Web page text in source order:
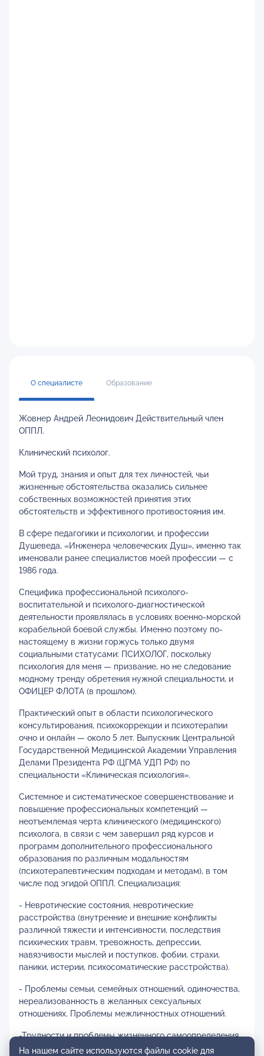
О специалисте Образование
Жовнер Андрей Леонидович Действительный член
ОППЛ.
Клинический психолог.
Мой труд, знания и опыт для тех личностей, чьи
жизненные обстоятельства оказались сильнее
собственных возможностей принятия этих
обстоятельств и эффективного противостояния им.
В сфере педагогики и психологии, и профессии
Душеведа, «Инженера человеческих Душ», именно так
именовали ранее специалистов моей профессии — с
1986 года.
Специфика профессиональной психолого-
воспитательной и психолого-диагностической
деятельности проявлялась в условиях военно-морской
корабельной боевой службы. Именно поэтому по-
настоящему в жизни горжусь только двумя
социальными статусами: ПСИХОЛОГ, поскольку
психология для меня — призвание, но не следование
модному тренду обретения нужной специальности, и
ОФИЦЕР ФЛОТА (в прошлом).
Практический опыт в области психологического
консультирования, психокоррекции и психотерапии
очно и онлайн — около 5 лет. Выпускник Центральной
Государственной Медицинской Академии Управления
Делами Президента РФ (ЦГМА УДП РФ) по
специальности «Клиническая психология».
Системное и систематическое совершенствование и
повышение профессиональных компетенций —
неотъемлемая черта клинического (медицинского)
психолога, в связи с чем завершил ряд курсов и
программ дополнительного профессионального
образования по различным модальностям
(психотерапевтическим подходам и методам), в том
числе под эгидой ОППЛ. Специализация:
- Невротические состояния, невротические
расстройства (внутренние и внешние конфликты
различной тяжести и интенсивности, последствия
психических травм, тревожность, депрессии,
навязчивости мыслей и поступков, фобии, страхи,
паники, истерии, психосоматические расстройства).
- Проблемы семьи, семейных отношений, одиночества,
нереализованность в желанных сексуальных
отношениях. Проблемы межличностных отношений.
-Трудности и проблемы жизненного самоопределения,
мотивации, целей, самооценки, негативизма в оценки
На нашем сайте используются файлы cookie для